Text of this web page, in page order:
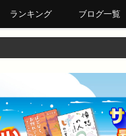
ランキング ブログ一覧